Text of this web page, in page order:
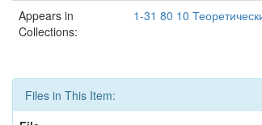
Appears in
Collections:
1-31 80 10
Files in This Item: